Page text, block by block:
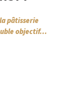
pâtisserie
objectif...